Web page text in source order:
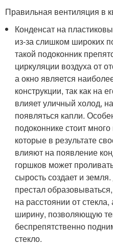
Правильная вентиляция в
Конденсат на
из-за слишком широких
такой подоконник
циркуляции воздуха от
а окно является
конструкции, так как на
влияет уличный холод,
появляться капли.
подоконнике стоит
которые в результате
влияют на появление
горшков может
сырость создает и
престал
на расстоянии от
ширину, позволяющую
беспрепятственно
стекло.